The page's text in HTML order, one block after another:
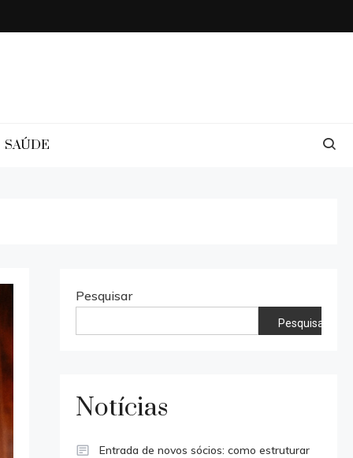
SAÚDE
Pesquisar
Pesquisar
Notícias
Entrada de novos sócios: como estruturar